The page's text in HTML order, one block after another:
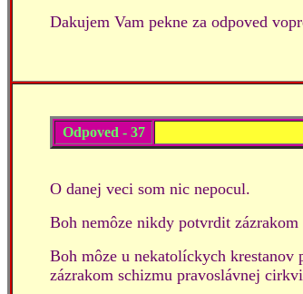
Dakujem Vam pekne za odpoved
Odpoved - 37
O danej veci som nic nepocul.
Boh nemôze nikdy potvrdit zázrakom
Boh môze u nekatolíckych
zázrakom schizmu pravoslávnej